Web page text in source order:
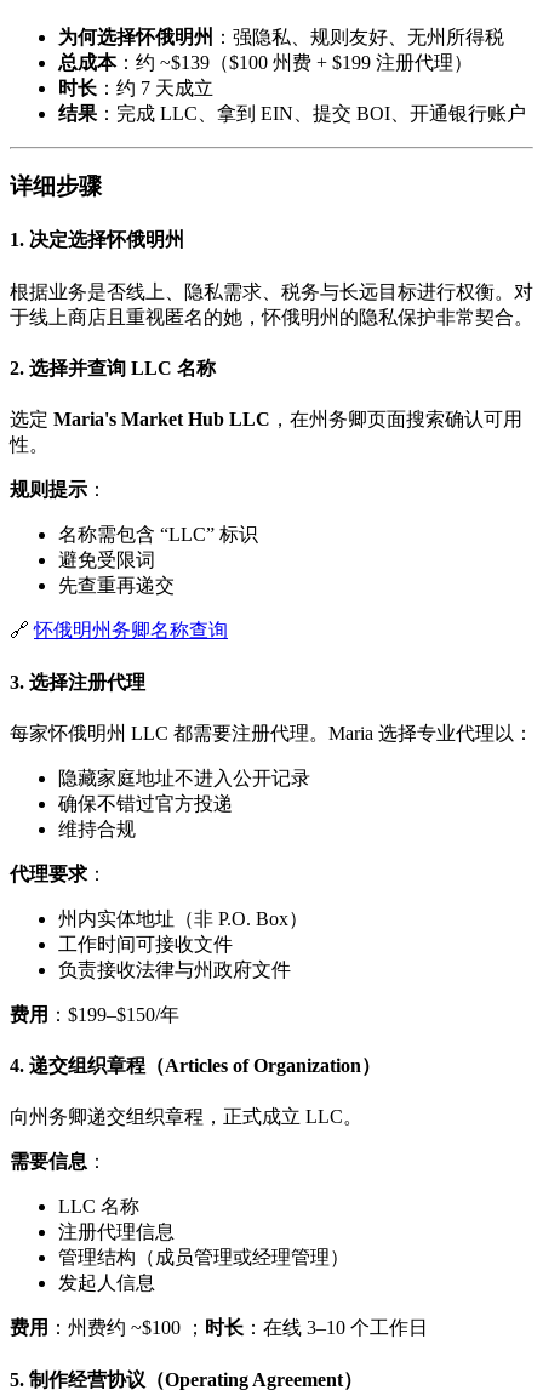
为何选择怀俄明州 ：强隐私、规则友好、无州所得税
总成本：约 ~$139（$100 州费 + $199 注册代理）
时长 ：约 7 天成立
结果 ：完成 LLC、拿到 EIN、提交 BOI、开通银行账户
详细步骤
1. 决定选择怀俄明州
根据业务是否线上、隐私需求、税务与长远目标进行权衡。对
于线上商店且重视匿名的她，怀俄明州的隐私保护非常契合。
2. 选择并查询 LLC 名称
选定 Maria's Market Hub LLC ，在州务卿页面搜索确认可用
性。
规则提示 ：
名称需包含 “LLC” 标识
避免受限词
先查重再递交
🔗怀俄明州务卿名称查询
3. 选择注册代理
每家怀俄明州 LLC 都需要注册代理。Maria 选择专业代理以：
隐藏家庭地址不进入公开记录
确保不错过官方投递
维持合规
代理要求 ：
州内实体地址（非 P.O. Box）
工作时间可接收文件
负责接收法律与州政府文件
费用 ：$199–$150/年
4. 递交组织章程（Articles of Organization）
向州务卿递交组织章程，正式成立 LLC。
需要信息 ：
LLC 名称
注册代理信息
管理结构（成员管理或经理管理）
发起人信息
费用 ：州费约 ~$100 ； 时长 ：在线 3–10 个工作日
5. 制作经营协议（Operating Agreement）